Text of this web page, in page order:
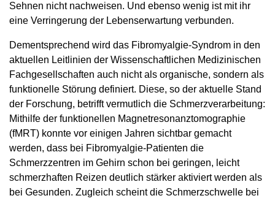
Sehnen nicht nachweisen. Und ebenso wenig ist mit ihr
eine Verringerung der Lebenserwartung verbunden.
Dementsprechend wird das Fibromyalgie-Syndrom in den
aktuellen Leitlinien der Wissenschaftlichen Medizinischen
Fachgesellschaften auch nicht als organische, sondern als
funktionelle Störung definiert. Diese, so der aktuelle Stand
der Forschung, betrifft vermutlich die Schmerzverarbeitung:
Mithilfe der funktionellen Magnetresonanztomographie
(fMRT) konnte vor einigen Jahren sichtbar gemacht
werden, dass bei Fibromyalgie-Patienten die
Schmerzzentren im Gehirn schon bei geringen, leicht
schmerzhaften Reizen deutlich stärker aktiviert werden als
bei Gesunden. Zugleich scheint die Schmerzschwelle bei